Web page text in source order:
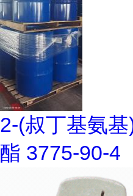
2-(叔丁基氨
酯 3775-90-4